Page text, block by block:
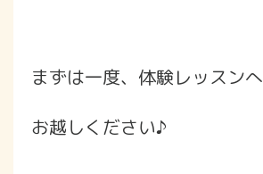
まずは一度、体験レッスンへ
お越しください♪